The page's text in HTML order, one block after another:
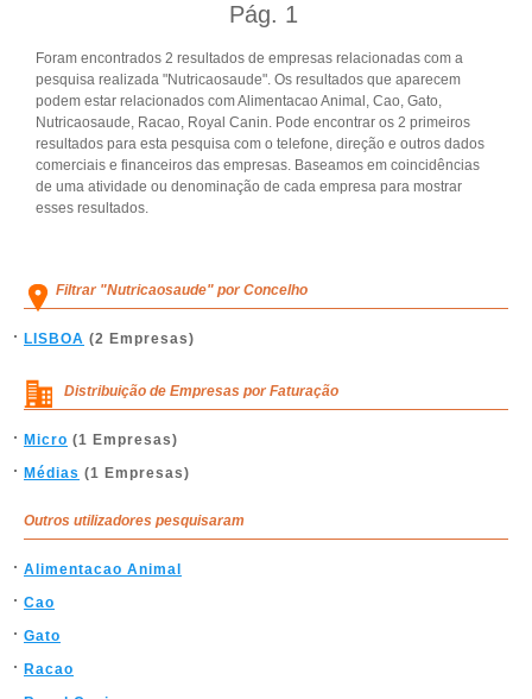
Pág. 1
Foram encontrados 2 resultados de empresas relacionadas com a
pesquisa realizada "Nutricaosaude". Os resultados que aparecem
podem estar relacionados com Alimentacao Animal, Cao, Gato,
Nutricaosaude, Racao, Royal Canin. Pode encontrar os 2 primeiros
resultados para esta pesquisa com o telefone, direção e outros dados
comerciais e financeiros das empresas. Baseamos em coincidências
de uma atividade ou denominação de cada empresa para mostrar
esses resultados.
Filtrar "Nutricaosaude" por Concelho
LISBOA (2 Empresas)
Distribuição de Empresas por Faturação
Micro (1 Empresas)
Médias (1 Empresas)
Outros utilizadores pesquisaram
Alimentacao Animal
Cao
Gato
Racao